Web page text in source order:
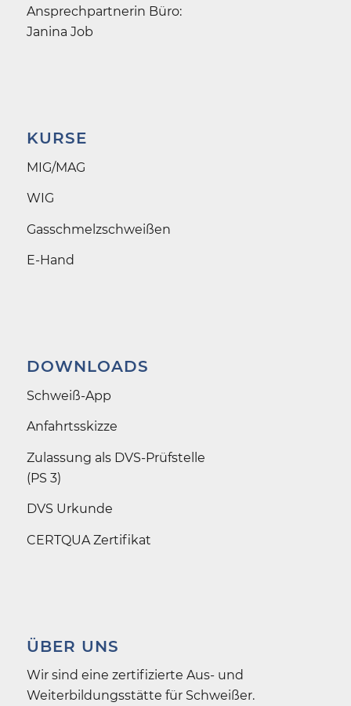
Ansprechpartnerin Büro:
Janina Job
KURSE
MIG/MAG
WIG
Gasschmelz­schweißen
E-Hand
DOWNLOADS
Schweiß-App
Anfahrtsskizze
Zulassung als DVS-Prüfstelle
(PS 3)
DVS Urkunde
CERTQUA Zertifikat
ÜBER UNS
Wir sind eine zertifizierte Aus- und
Weiterbildungs­stätte für Schweißer.